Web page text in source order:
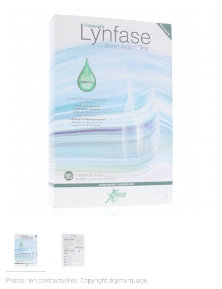
Photos non contractuelles. Copyright digimarquage